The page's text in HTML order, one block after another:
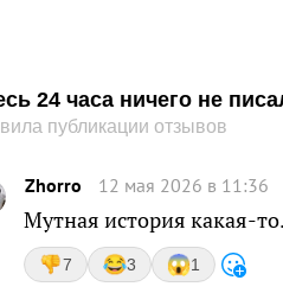
24 часа ничего не
публикации отзывов
Zhorro 12 мая 2026 в 11:36
Мутная история какая-то.
7 3 1